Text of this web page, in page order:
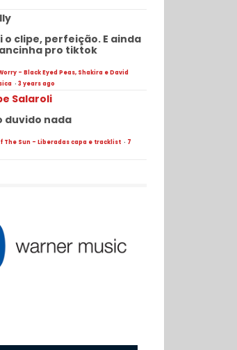
o clipe, perfeição. E ainda
pro tiktok
- Black Eyed Peas, Shakira e David
· 3 years ago
Salaroli
duvido nada
The Sun - Liberadas capa e tracklist · 7